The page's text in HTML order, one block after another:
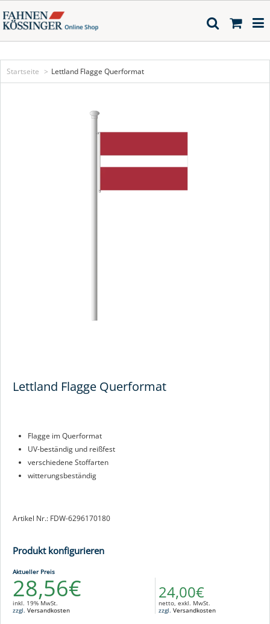
Startseite Lettland Flagge Querformat
Lettland Flagge Querformat
Flagge im Querformat
UV-beständig und reißfest
verschiedene Stoffarten
witterungsbeständig
Artikel Nr.: FDW-6296170180
Produkt konfigurieren
Aktueller Preis
28,56€
inkl. 19% MwSt.
zzgl. Versandkosten
24,00€
netto, exkl. MwSt.
zzgl. Versandkosten